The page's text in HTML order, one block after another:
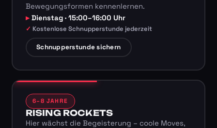
Bewegungsformen kennenlernen.
Dienstag · 15:00–16:00 Uhr
Kostenlose Schnupperstunde jederzeit
Schnupperstunde sichern
6–8 JAHRE
RISING ROCKETS
Hier wächst die Begeisterung – coole Moves,